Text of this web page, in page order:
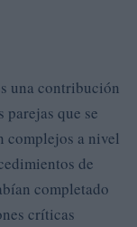
una contribución
parejas que se
complejos a nivel
de
completado
críticas